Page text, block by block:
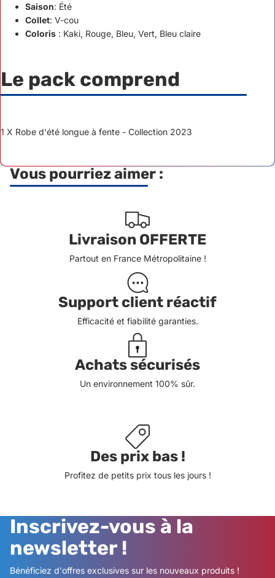
Saison: Été
Collet: V-cou
Coloris : Kaki, Rouge, Bleu, Vert, Bleu claire
Le pack comprend
1 X Robe d'été longue à fente - Collection 2023
Vous pourriez aimer :
Livraison OFFERTE
Partout en France Métropolitaine !
Support client réactif
Efficacité et fiabilité garanties.
Achats sécurisés
Un environnement 100% sûr.
Des prix bas !
Profitez de petits prix tous les jours !
Inscrivez-vous à la
newsletter !
Bénéficiez d'offres exclusives sur les nouveaux produits !